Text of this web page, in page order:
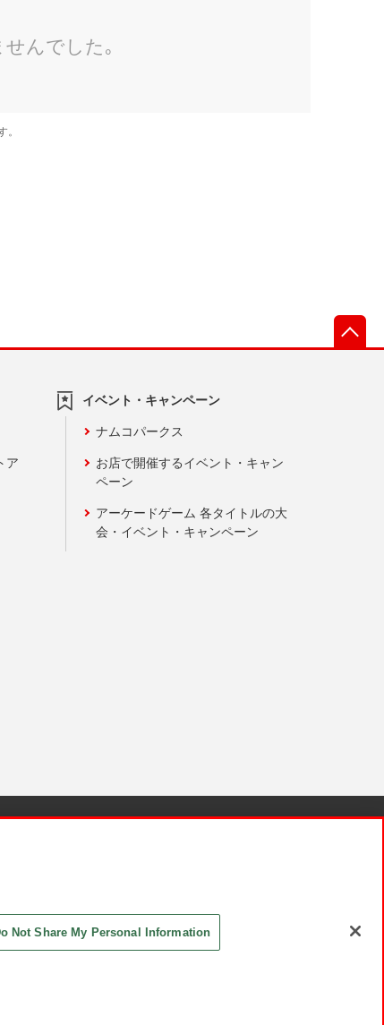
ア
イベント・キャンペーン
ナムコパークス
お店で開催するイベント・キャン
ペーン
アーケードゲーム 各タイトルの大
会・イベント・キャンペーン
Not Share My Personal Information